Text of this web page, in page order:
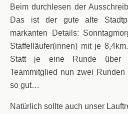
Beim durchlesen der
Das ist der gute alte
markanten Details:
Staffelläufer(innen) mit je
Statt je eine Runde über
Teammitglied nun zwei
so gut…
Natürlich sollte auch unser